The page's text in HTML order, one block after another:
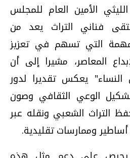
الأمين العام للمجلس
فناني التراث يعد من
التي تسهم في تعزيز
المعاصر، مشيرا إلى أن
النساء" يعكس تقديرا لدور
الوعي الثقافي وصون
التراث الشعبي ونقله عبر
وممارسات تقليدية.